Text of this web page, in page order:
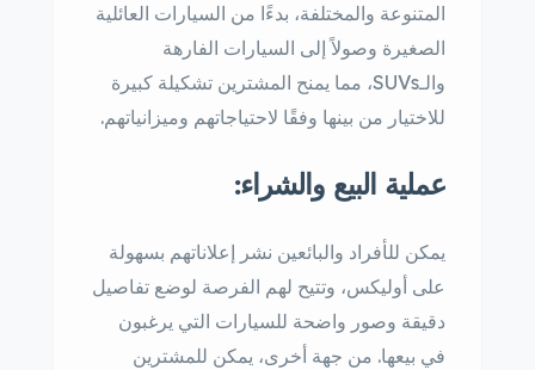
المتنوعة والمختلفة، بدءًا من السيارات العائلية
الصغيرة وصولاً إلى السيارات الفارهة
والـSUVs، مما يمنح المشترين تشكيلة كبيرة
للاختيار من بينها وفقًا لاحتياجاتهم وميزانياتهم.
عملية البيع والشراء:
يمكن للأفراد والبائعين نشر إعلاناتهم بسهولة
على أوليكس، وتتيح لهم الفرصة لوضع تفاصيل
دقيقة وصور واضحة للسيارات التي يرغبون
في بيعها. من جهة أخرى، يمكن للمشترين